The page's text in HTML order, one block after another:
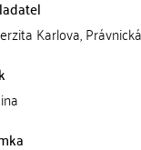
Karlova,